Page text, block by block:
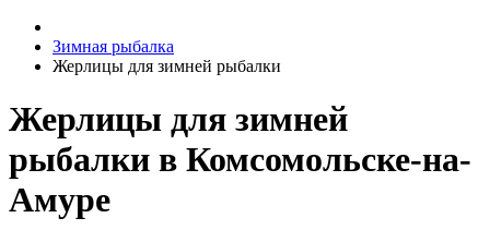
Зимная рыбалка
Жерлицы для зимней рыбалки
Жерлицы для зимней
рыбалки в Комсомольске-на-
Амуре